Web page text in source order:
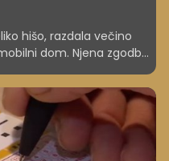
hišo, razdala večino
dom. Njena zgodba
v pokoju išče svobodo